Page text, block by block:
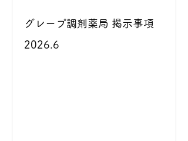
グレープ調剤薬局 掲示事項
2026.6